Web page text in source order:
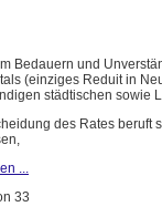
Bedauern und
(einziges Reduit in
städtischen sowie
des Rates beruft
...
33